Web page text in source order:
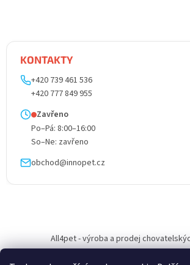
KONTAKTY
+420 739 461 536
+420 777 849 955
Zavřeno
Po–Pá: 8:00–16:00
So–Ne: zavřeno
obchod@innopet.cz
All4pet - výroba a prodej